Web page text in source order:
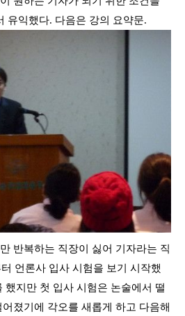
유익했다. 다음은 강의 요약문.
반복하는 직장이 싫어 기자라는 직
언론사 입사 시험을 보기 시작했
했지만 첫 입사 시험은 논술에서 떨
졌기에 각오를 새롭게 하고 다음해